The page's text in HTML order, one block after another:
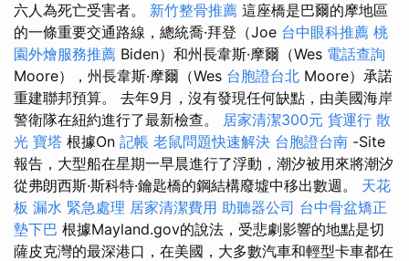
六人為死亡受害者。 新竹整骨推薦 這座橋是巴爾的摩地區
的一條重要交通路線，總統喬·拜登（Joe 台中眼科推薦 桃
園外燴服務推薦 Biden）和州長韋斯·摩爾（Wes 電話查詢
Moore），州長韋斯·摩爾（Wes 台胞證台北 Moore）承諾
重建聯邦預算。 去年9月，沒有發現任何缺點，由美國海岸
警衛隊在紐約進行了最新檢查。 居家清潔300元 貨運行 散
光 寶塔 根據On 記帳 老鼠問題快速解決 台胞證台南 -Site
報告，大型船在星期一早晨進行了浮動，潮汐被用來將潮汐
從弗朗西斯·斯科特·鑰匙橋的鋼結構廢墟中移出數週。 天花
板 漏水 緊急處理 居家清潔費用 助聽器公司 台中骨盆矯正
墊下巴 根據Mayland.gov的說法，受悲劇影響的地點是切
薩皮克灣的最深港口，在美國，大多數汽車和輕型卡車都在